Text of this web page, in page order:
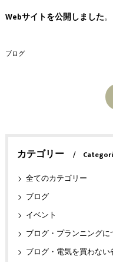
Webサイトを公開しました。
ブログ
カテゴリー
全てのカテゴリー
ブログ
イベント
ブログ・プランニングに
ブログ・電気を買わない